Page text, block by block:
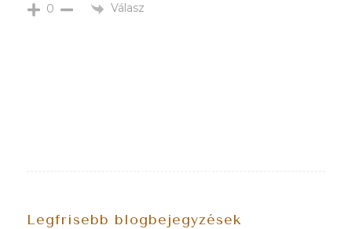
0 Válasz
Legfrisebb blogbejegyzések